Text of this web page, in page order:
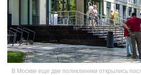
В Москве еще две поликлиники открылись